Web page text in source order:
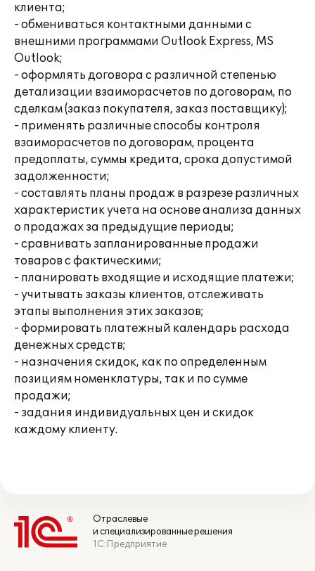
клиента;
- обмениваться контактными данными с
внешними программами Outlook Express, MS
Outlook;
- оформлять договора с различной степенью
детализации взаиморасчетов по договорам, по
сделкам (заказ покупателя, заказ поставщику);
- применять различные способы контроля
взаиморасчетов по договорам, процента
предоплаты, суммы кредита, срока допустимой
задолженности;
- составлять планы продаж в разрезе различных
характеристик учета на основе анализа данных
о продажах за предыдущие периоды;
- сравнивать запланированные продажи
товаров с фактическими;
- планировать входящие и исходящие платежи;
- учитывать заказы клиентов, отслеживать
этапы выполнения этих заказов;
- формировать платежный календарь расхода
денежных средств;
- назначения скидок, как по определенным
позициям номенклатуры, так и по сумме
продажи;
- задания индивидуальных цен и скидок
каждому клиенту.
Отраслевые
и специализированные решения
1С:Предприятие